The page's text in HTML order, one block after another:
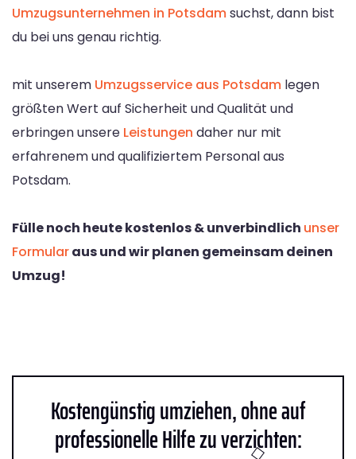
Umzugsunternehmen in Potsdamsuchst, dann bist
du bei uns genau richtig.
mit unserem Umzugsservice aus Potsdam legen
größten Wert auf Sicherheit und Qualität und
erbringen unsere Leistungen daher nur mit
erfahrenem und qualifiziertem Personal aus
Potsdam.
Fülle noch heute kostenlos & unverbindlich unser
Formularaus und wir planen gemeinsam deinen
Umzug!
Kostengünstig umziehen, ohne auf
professionelle Hilfe zu verzichten: